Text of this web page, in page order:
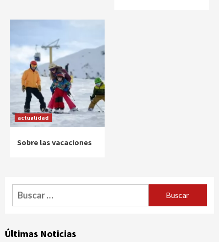
actualidad
Sobre las vacaciones
Buscar:
Últimas Noticias